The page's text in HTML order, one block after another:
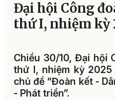
Đại hội Công
thứ I, nhiệm kỳ
Chiều 30/10, Đại hội
thứ I, nhiệm kỳ
chủ đề “Đoàn kết -
- Phát triển”.